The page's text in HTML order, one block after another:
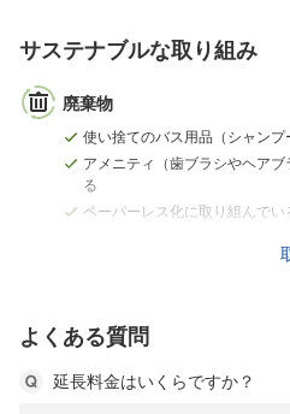
サステナブルな取り組み
廃棄物
使い捨てのバス用品（シャン
アメニティ（歯ブラシやヘア
る
ペーパーレス化に取り組んでい
よくある質問
延長料金はいくらですか？